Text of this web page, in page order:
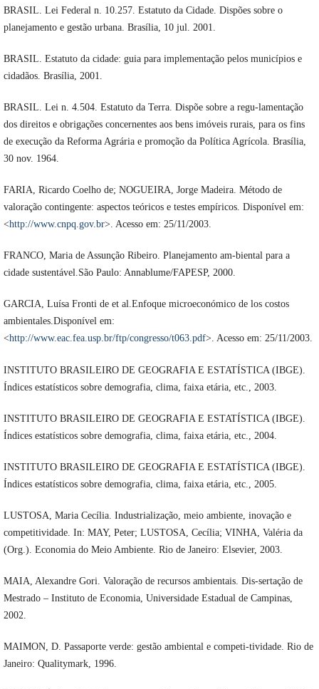
BRASIL. Lei Federal n. 10.257. Estatuto da Cidade. Dispões sobre o
planejamento e gestão urbana. Brasília, 10 jul. 2001.
BRASIL. Estatuto da cidade: guia para implementação pelos municípios e
cidadãos. Brasília, 2001.
BRASIL. Lei n. 4.504. Estatuto da Terra. Dispõe sobre a regu-lamentação
dos direitos e obrigações concernentes aos bens imóveis rurais, para os fins
de execução da Reforma Agrária e promoção da Política Agrícola. Brasília,
30 nov. 1964.
FARIA, Ricardo Coelho de; NOGUEIRA, Jorge Madeira. Método de
valoração contingente: aspectos teóricos e testes empíricos. Disponível em:
<http://www.cnpq.gov.br>. Acesso em: 25/11/2003.
FRANCO, Maria de Assunção Ribeiro. Planejamento am-biental para a
cidade sustentável.São Paulo: Annablume/FAPESP, 2000.
GARCIA, Luísa Fronti de et al.Enfoque microeconómico de los costos
ambientales.Disponível em:
<http://www.eac.fea.usp.br/ftp/congresso/t063.pdf>. Acesso em: 25/11/2003.
INSTITUTO BRASILEIRO DE GEOGRAFIA E ESTATÍSTICA (IBGE).
Índices estatísticos sobre demografia, clima, faixa etária, etc., 2003.
INSTITUTO BRASILEIRO DE GEOGRAFIA E ESTATÍSTICA (IBGE).
Índices estatísticos sobre demografia, clima, faixa etária, etc., 2004.
INSTITUTO BRASILEIRO DE GEOGRAFIA E ESTATÍSTICA (IBGE).
Índices estatísticos sobre demografia, clima, faixa etária, etc., 2005.
LUSTOSA, Maria Cecília. Industrialização, meio ambiente, inovação e
competitividade. In: MAY, Peter; LUSTOSA, Cecília; VINHA, Valéria da
(Org.). Economia do Meio Ambiente. Rio de Janeiro: Elsevier, 2003.
MAIA, Alexandre Gori. Valoração de recursos ambientais. Dis-sertação de
Mestrado – Instituto de Economia, Universidade Estadual de Campinas,
2002.
MAIMON, D. Passaporte verde: gestão ambiental e competi-tividade. Rio de
Janeiro: Qualitymark, 1996.